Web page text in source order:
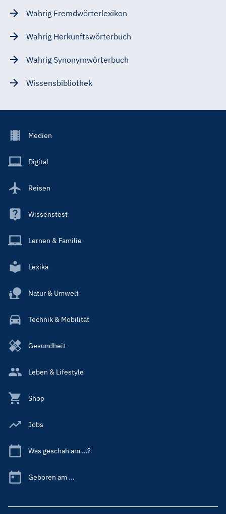
Wahrig Fremdwörterlexikon
Wahrig Herkunftswörterbuch
Wahrig Synonymwörterbuch
Wissensbibliothek
Footer
Main
Medien
Digital
Reisen
Wissenstest
Lernen & Familie
Lexika
Natur & Umwelt
Technik & Mobilität
Gesundheit
Leben & Lifestyle
Shop
Jobs
Was geschah am ...?
Geboren am ...